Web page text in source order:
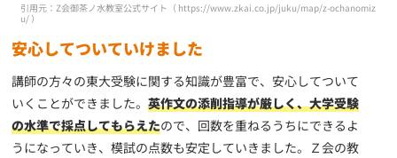
引用元：Z会御茶ノ水教室公式サイト（ https://www.zkai.co.jp/juku/map/z-ochanomiz
u/ ）
安心してついていけました
講師の方々の東大受験に関する知識が豊富で、安心してついて
いくことができました。英作文の添削指導が厳しく、大学受験
の水準で採点してもらえたので、回数を重ねるうちにできるよ
うになっていき、模試の点数も安定していきました。Ｚ会の教